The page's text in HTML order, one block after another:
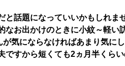
と話題になっていいかもしれま
なお出かけのときに小紋～軽い
気にならなければあまり気に
ですから短くても2ヵ月半くら